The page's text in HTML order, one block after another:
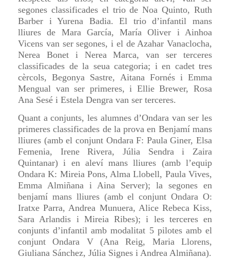
segones classificades el trio de Noa Quinto, Ruth
Barber i Yurena Badia. El trio d’infantil mans
lliures de Mara García, María Oliver i Ainhoa
Vicens van ser segones, i el de Azahar Vanaclocha,
Nerea Bonet i Nerea Marca, van ser terceres
classificades de la seua categoria; i en cadet tres
cèrcols, Begonya Sastre, Aitana Fornés i Emma
Mengual van ser primeres, i Ellie Brewer, Rosa
Ana Sesé i Estela Dengra van ser terceres.
Quant a conjunts, les alumnes d’Ondara van ser les
primeres classificades de la prova en Benjamí mans
lliures (amb el conjunt Ondara F: Paula Giner, Elsa
Femenia, Irene Rivera, Júlia Sendra i Zaira
Quintanar) i en aleví mans lliures (amb l’equip
Ondara K: Mireia Pons, Alma Llobell, Paula Vives,
Emma Almiñana i Aina Server); la segones en
benjamí mans lliures (amb el conjunt Ondara O:
Iratxe Parra, Andrea Munuera, Alice Rebeca Kiss,
Sara Arlandis i Mireia Ribes); i les terceres en
conjunts d’infantil amb modalitat 5 pilotes amb el
conjunt Ondara V (Ana Reig, Maria Llorens,
Giuliana Sánchez, Júlia Signes i Andrea Almiñana).